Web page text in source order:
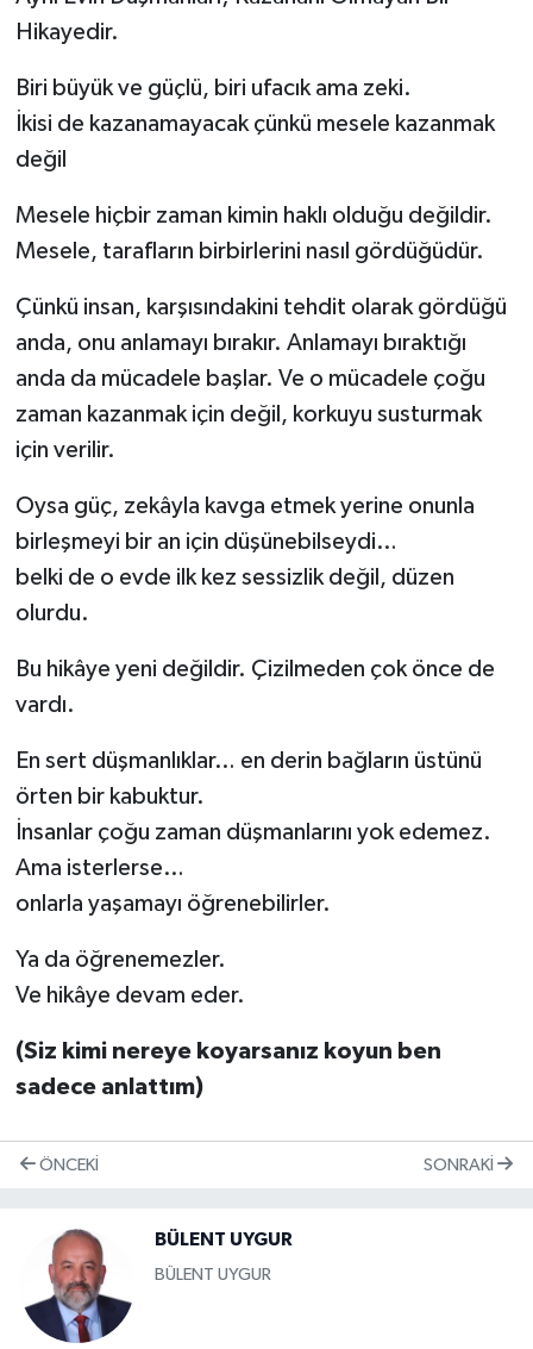
Hikayedir.
Biri büyük ve güçlü, biri ufacık ama zeki.
İkisi de kazanamayacak çünkü mesele kazanmak
değil
Mesele hiçbir zaman kimin haklı olduğu değildir.
Mesele, tarafların birbirlerini nasıl gördüğüdür.
Çünkü insan, karşısındakini tehdit olarak gördüğü
anda, onu anlamayı bırakır. Anlamayı bıraktığı
anda da mücadele başlar. Ve o mücadele çoğu
zaman kazanmak için değil, korkuyu susturmak
için verilir.
Oysa güç, zekâyla kavga etmek yerine onunla
birleşmeyi bir an için düşünebilseydi…
belki de o evde ilk kez sessizlik değil, düzen
olurdu.
Bu hikâye yeni değildir. Çizilmeden çok önce de
vardı.
En sert düşmanlıklar… en derin bağların üstünü
örten bir kabuktur.
İnsanlar çoğu zaman düşmanlarını yok edemez.
Ama isterlerse…
onlarla yaşamayı öğrenebilirler.
Ya da öğrenemezler.
Ve hikâye devam eder.
(Siz kimi nereye koyarsanız koyun ben
sadece anlattım)
ÖNCEKI SONRAKI
BÜLENT UYGUR
BÜLENT UYGUR